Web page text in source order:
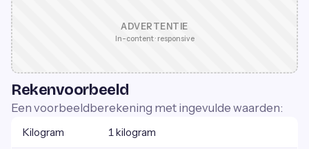
ADVERTENTIE
In-content · responsive
Rekenvoorbeeld
Een voorbeeldberekening met ingevulde waarden:
Kilogram 1 kilogram